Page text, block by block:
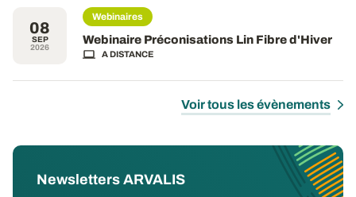
08
SEP
2026
Webinaires
Webinaire Préconisations Lin Fibre d'Hiver
A DISTANCE
Voir tous les évènements
Newsletters ARVALIS